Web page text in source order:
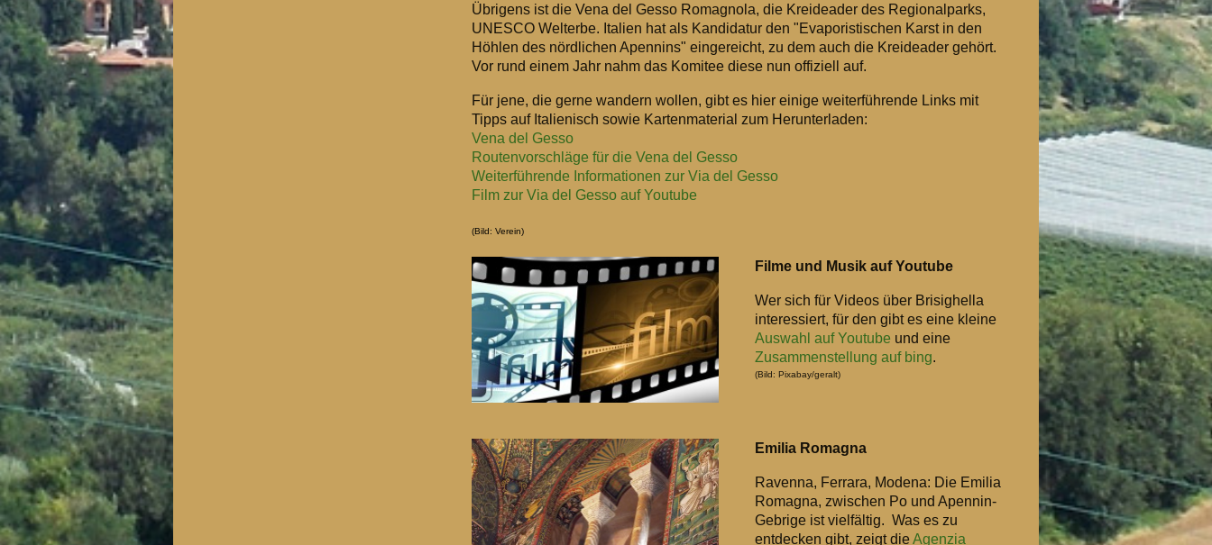
Übrigens ist dieVena del Gesso Romagnola, die Kreideader des Regionalparks,
UNESCO Welterbe. Italien hat als Kandidatur den "Evaporistischen Karst in den
Höhlen des nördlichen Apennins" eingereicht, zu dem auch die Kreideader gehört.
Vor rund einem Jahr nahm das Komitee diese nun offiziell auf.
Für jene, die gerne wandern wollen, gibt es hier einige weiterführende Links mit
Tipps auf Italienisch sowie Kartenmaterial zum Herunterladen:
Vena del Gesso
Routenvorschläge für die Vena del Gesso
Weiterführende Informationen zur Via del Gesso
Film zur Via del Gesso auf Youtube
(Bild: Verein)
Filme und Musik auf Youtube
Wer sich für Videos über Brisighella
interessiert, für den gibt es eine kleine
Auswahl auf Youtube und eine
Zusammenstellung auf bing.
(Bild: Pixabay/geralt)
Emilia Romagna
Ravenna, Ferrara, Modena: Die Emilia
Romagna, zwischen Po und Apennin-
Gebrige ist vielfältig. Was es zu
entdecken gibt, zeigt dieAgenzia